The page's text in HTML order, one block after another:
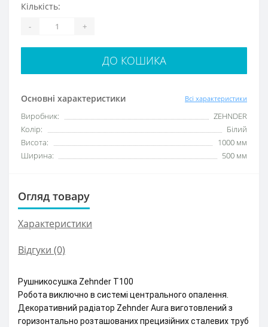
Основні характеристики Всі характеристики
Виробник:
ZEHNDER
Колір:
Білий
Висота:
1000 мм
Ширина:
500 мм
Кількість:
- +
ДО КОШИКА
Огляд товару
Характеристики
Відгуки (0)
Рушникосушка Zehnder T100
Робота виключно в системі центрального опалення.
Декоративний радіатор Zehnder Aura виготовлений з
горизонтально розташованих прецизійних сталевих труб